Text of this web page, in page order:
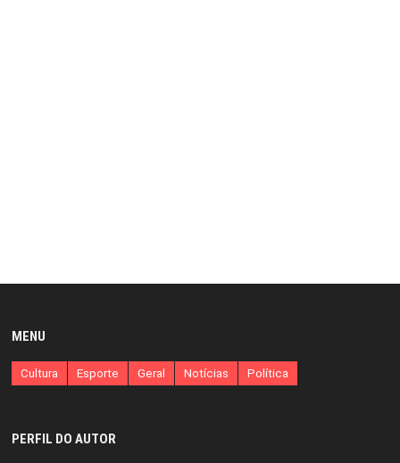
MENU
Cultura Esporte Geral Notícias Política
PERFIL DO AUTOR